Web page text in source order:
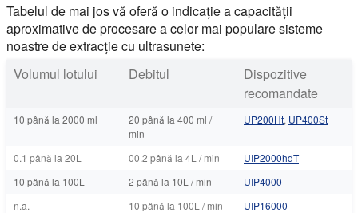
Tabelul de mai jos vă oferă o indicație a capacității
aproximative de procesare a celor mai populare sisteme
noastre de extracție cu ultrasunete:
Volumul lotului
Debitul
Dispozitive
recomandate
10 până la 2000 ml
20 până la 400 ml /
min
UP200Ht, UP400St
0.1 până la 20L 00.2 până la 4L / min
UIP2000hdT
10 până la 100L
2 până la 10L / min
UIP4000
n.a.
10 până la 100L / min
UIP16000